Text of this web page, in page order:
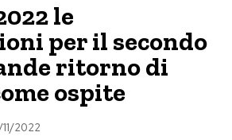
le
per il secondo
ritorno di
ospite
2022